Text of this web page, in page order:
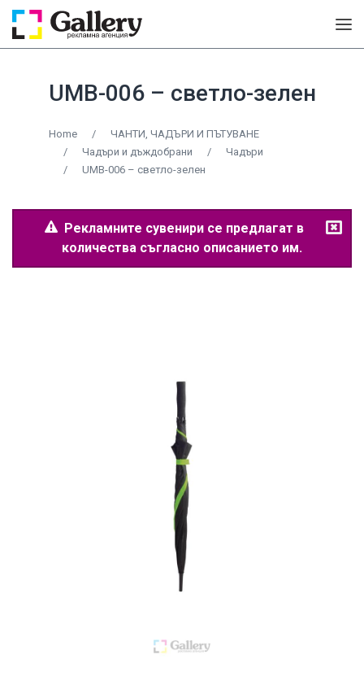
UMB-006 – светло-зелен
Home /
ЧАНТИ, ЧАДЪРИ И ПЪТУВАНЕ
/
Чадъри и дъждобрани /
Чадъри
/
UMB-006 – светло-зелен
Рекламните сувенири се предлагат в
количества съгласно описанието им.